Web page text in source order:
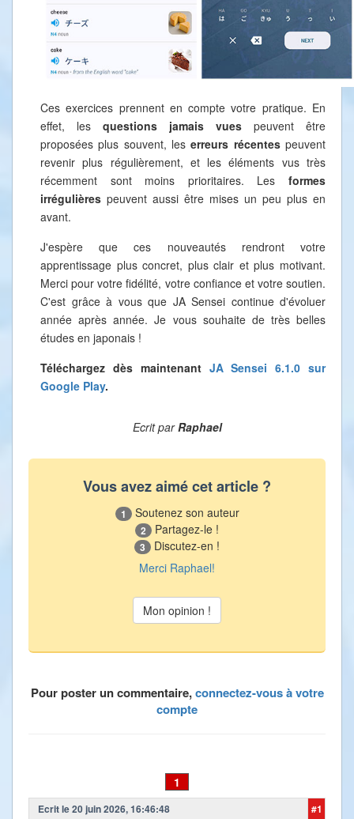
Ces exercices prennent en compte votre pratique. En
effet, les questions jamais vues peuvent être
proposées plus souvent, leserreurs récentespeuvent
revenir plus régulièrement, et les éléments vus très
récemment sont moins prioritaires. Les formes
irrégulières peuvent aussi être mises un peu plus en
avant.
J'espère que ces nouveautés rendront votre
apprentissage plus concret, plus clair et plus motivant.
Merci pour votre fidélité, votre confiance et votre soutien.
C'est grâce à vous que JA Sensei continue d'évoluer
année après année. Je vous souhaite de très belles
études en japonais !
Téléchargez dès maintenant JA Sensei 6.1.0 sur
Google Play.
Ecrit parRaphael
Vous avez aimé cet article ?
1 Soutenez son auteur
2 Partagez-le !
3
Discutez-en !
Merci Raphael!
Pour poster un commentaire,connectez-vous à votre
compte
1
Ecrit le 20 juin 2026, 16:46:48 #1